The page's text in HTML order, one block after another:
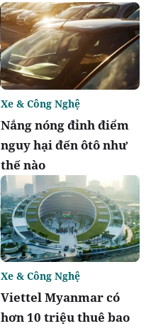
Nắng nóng đỉnh điểm
nguy hại đến ôtô như
thế nào
Xe & Công Nghệ
Viettel Myanmar có
hơn 10 triệu thuê bao
Xe & Công Nghệ